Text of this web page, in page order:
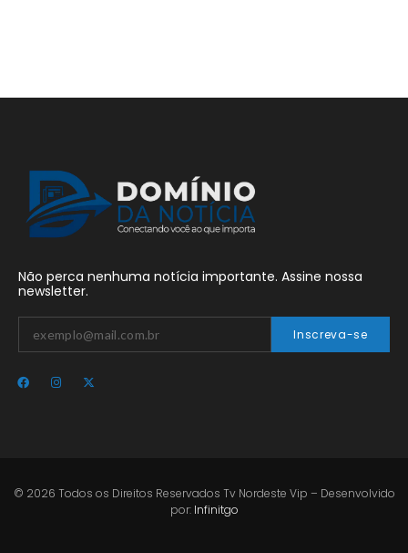
Não perca nenhuma notícia importante. Assine nossa
newsletter.
Inscreva-se
© 2026 Todos os Direitos Reservados Tv Nordeste Vip – Desenvolvido
por: Infinitgo